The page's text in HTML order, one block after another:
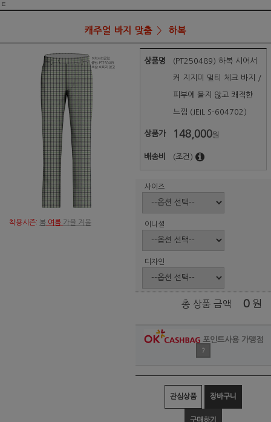
ㅌ
캐주얼 바지 맞춤 하복
착용시즌: 봄 여름 가을 겨울
상품명 (PT250489) 하복 시어서
커 지지미 멀티 체크 바지 /
피부에 붙지 않고 쾌적한
느낌 (JEIL S-604702)
상품가 148,000원
배송비 (조건)
사이즈
이니셜
디자인
총 상품 금액 0 원
포인트사용 가맹점
?
관심상품 장바구니
구매하기